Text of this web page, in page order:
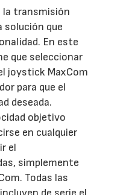
la transmisión
solución que
En este
que seleccionar
joystick MaxCom
para que el
deseada.
objetivo
en cualquier
el
simplemente
Todas las